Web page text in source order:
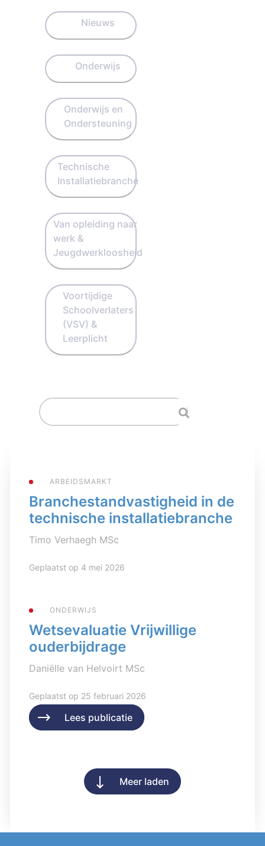
Nieuws
Onderwijs
Onderwijs en
Ondersteuning
Technische
Installatiebranche
Van opleiding naar
werk &
Jeugdwerkloosheid
Voortijdige
Schoolverlaters
(VSV) &
Leerplicht
ARBEIDSMARKT
Branchestandvastigheid in de
technische installatiebranche
Timo Verhaegh MSc
Geplaatst op 4 mei 2026
Lees publicatie
ONDERWIJS
Wetsevaluatie Vrijwillige
ouderbijdrage
Daniëlle van Helvoirt MSc
Geplaatst op 25 februari 2026
Lees publicatie
Meer laden